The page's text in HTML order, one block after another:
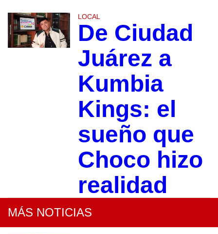
LOCAL
De Ciudad
Juárez a
Kumbia
Kings: el
sueño que
Choco hizo
realidad
MÁS NOTICIAS